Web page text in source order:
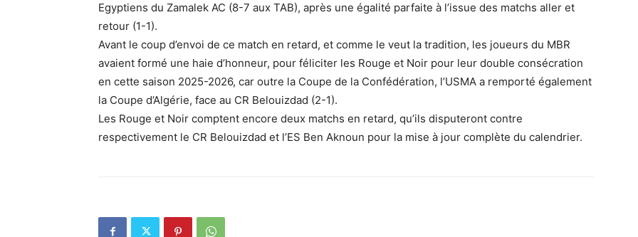
Egyptiens du Zamalek AC (8-7 aux TAB), après une égalité parfaite à l’issue des matchs aller et
retour (1-1).
Avant le coup d’envoi de ce match en retard, et comme le veut la tradition, les joueurs du MBR
avaient formé une haie d’honneur, pour féliciter les Rouge et Noir pour leur double consécration
en cette saison 2025-2026, car outre la Coupe de la Confédération, l’USMA a remporté également
la Coupe d’Algérie, face au CR Belouizdad (2-1).
Les Rouge et Noir comptent encore deux matchs en retard, qu’ils disputeront contre
respectivement le CR Belouizdad et l’ES Ben Aknoun pour la mise à jour complète du calendrier.